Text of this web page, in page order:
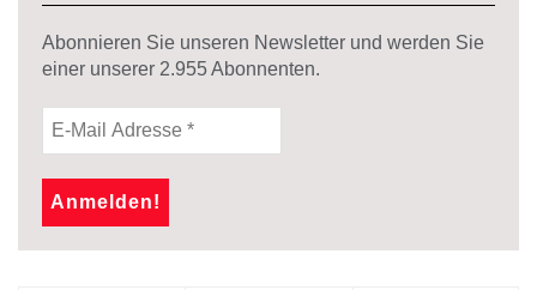
Abonnieren Sie unseren Newsletter und werden Sie
einer unserer 2.955Abonnenten.